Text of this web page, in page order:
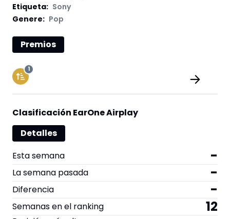
Etiqueta: Sony
Genere: Pop
Premios
1
Clasificación EarOne Airplay
Detalles
Esta semana
-
La semana pasada -
Diferencia -
Semanas en el ranking 12